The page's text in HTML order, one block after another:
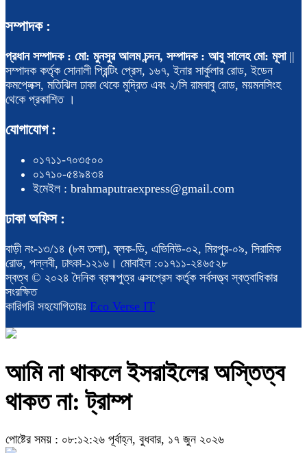
সম্পাদক :
প্রধান সম্পাদক : মো: মুনসুর আলম চন্দন, সম্পাদক : আবু সালেহ মো: মূসা||
সম্পাদক কর্তৃক সোনালী প্রিন্টিং প্রেস, ১৬৭, ইনার সার্কুলার রোড, ইডেন
কমপ্লেক্স, মতিঝিল ঢাকা থেকে মুদ্রিত এবং ২/সি রামবাবু রোড, ময়মনসিংহ
থেকে প্রকাশিত ।
যোগাযোগ :
০১৭১১-৭০৩৫০০
০১৭১০-৫৪৯৪৩৪
ইমেইল : brahmaputraexpress@gmail.com
ঢাকা অফিস :
বাড়ী নং-১৩/১৪ (৮ম তলা), ব্লক-ডি, এভিনিউ-০২, মিরপুর-০৯, সিরামিক
রোড, পল্লবী, ঢাৎকা-১২১৬। মোবাইল :০১৭১১-২৪৬৫২৮
স্বত্ব © ২০২৪ দৈনিক ব্রহ্মপুত্র এক্সপ্রেস কর্তৃক সর্বসত্ত্ব স্বত্বাধিকার
সংরক্ষিত
কারিগরি সহযোগিতায়ঃ Eco Verse IT
আমি না থাকলে ইসরাইলের অস্তিত্ব
থাকত না: ট্রাম্প
পোষ্টের সময় : ০৮:১২:২৬ পূর্বাহ্ন, বুধবার, ১৭ জুন ২০২৬